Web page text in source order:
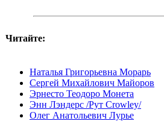
Читайте:
Наталья Григорьевна Морарь
Сергей Михайлович Майоров
Эрнесто Теодоро Монета
Энн Лэндерс /Рут Crowley/
Олег Анатольевич Лурье